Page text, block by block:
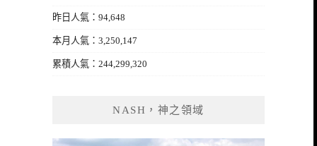
昨日人氣：94,648
本月人氣：3,250,147
累積人氣：244,299,320
NASH，神之領域